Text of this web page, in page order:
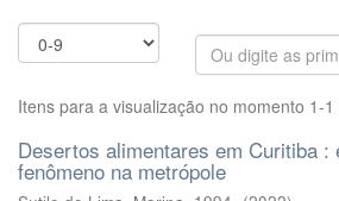
Itens para a visualização no momento 1-1
Desertos alimentares em Curitiba :
fenômeno na metrópole